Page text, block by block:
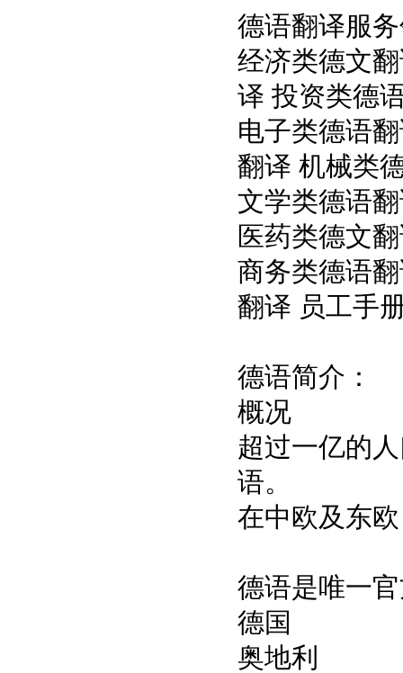
德语翻译服
经济类德文
译 投资类德
电子类德语
翻译 机械类
文学类德语
医药类德文
商务类德语
翻译 员工手
德语简介：
概况
超过一亿的
语。
在中欧及东
德语是唯一
德国
奥地利